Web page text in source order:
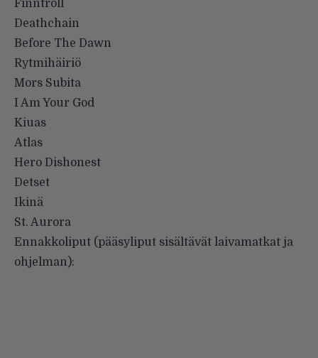
Finntroll
Deathchain
Before The Dawn
Rytmihäiriö
Mors Subita
I Am Your God
Kiuas
Atlas
Hero Dishonest
Detset
Ikinä
St. Aurora
Ennakkoliput (pääsyliput sisältävät laivamatkat ja
ohjelman):